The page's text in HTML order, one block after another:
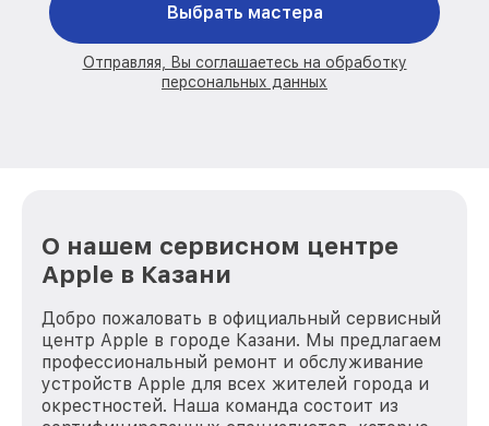
Выбрать мастера
Отправляя, Вы соглашаетесь на обработку
персональных данных
О нашем сервисном центре
Apple в Казани
Добро пожаловать в официальный сервисный
центр Apple в городе Казани. Мы предлагаем
профессиональный ремонт и обслуживание
устройств Apple для всех жителей города и
окрестностей. Наша команда состоит из